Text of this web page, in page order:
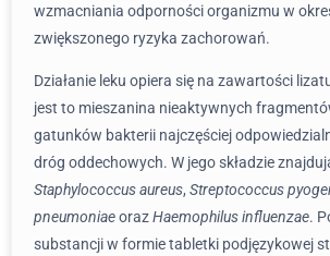
wzmacniania odporności organizmu w
zwiększonego ryzyka zachorowań.
Działanie leku opiera się na zawartości
jest to mieszanina nieaktywnych
gatunków bakterii najczęściej
dróg oddechowych. W jego składzie
Staphylococcus aureus, Streptococcus
pneumoniaeorazHaemophilus influenzae.
substancji w formie tabletki podjęzykowej